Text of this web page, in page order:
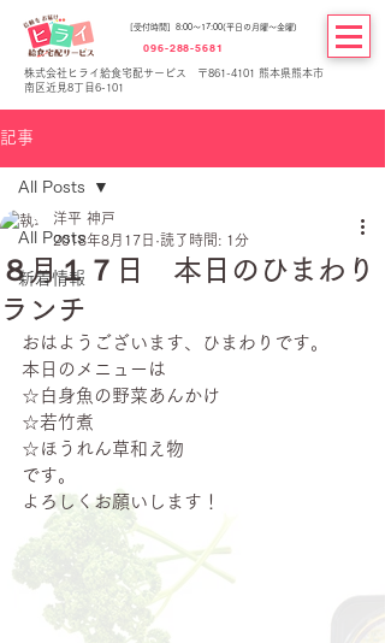
[受付時間] 8:00～17:00(平日の月曜～金曜)
096-288-5681
株式会社ヒライ給食宅配サービス 〒861-4101 熊本県熊本市
南区近見8丁目6-101
記事
All Posts
新着情報
All Posts
８月１７日 本日のひまわり
ランチ
洋平 神戸
2018年8月17日 読了時間: 1分
おはようございます、ひまわりです。
本日のメニューは
☆白身魚の野菜あんかけ
☆若竹煮
☆ほうれん草和え物
です。
よろしくお願いします！